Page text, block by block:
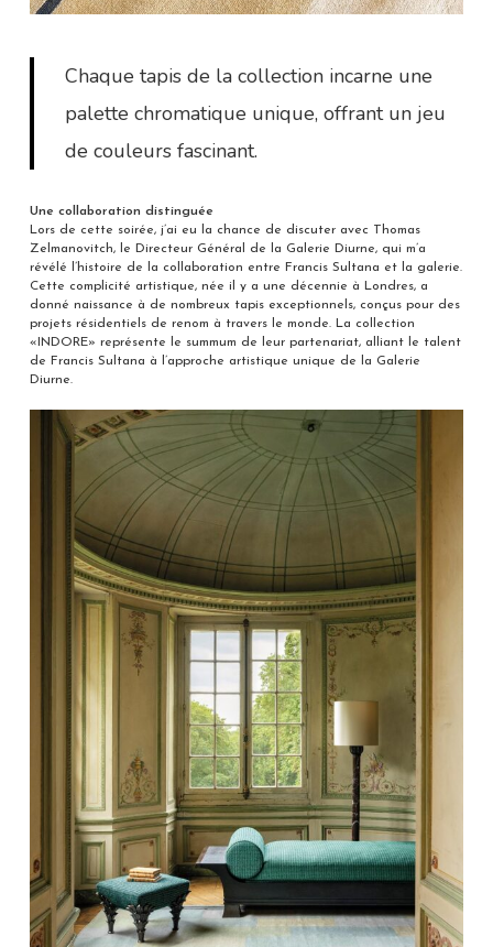
Chaque tapis de la collection incarne une
palette chromatique unique, offrant un jeu
de couleurs fascinant.
Une collaboration distinguée
Lors de cette soirée, j’ai eu la chance de discuter avec Thomas
Zelmanovitch, le Directeur Général de la Galerie Diurne, qui m’a
révélé l’histoire de la collaboration entre Francis Sultana et la galerie.
Cette complicité artistique, née il y a une décennie à Londres, a
donné naissance à de nombreux tapis exceptionnels, conçus pour des
projets résidentiels de renom à travers le monde. La collection
«INDORE» représente le summum de leur partenariat, alliant le talent
de Francis Sultana à l’approche artistique unique de la Galerie
Diurne.